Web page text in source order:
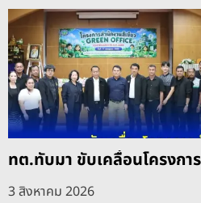
ทต.ทับมา ขับเคลื่อนโครงกา
3 สิงหาคม 2026